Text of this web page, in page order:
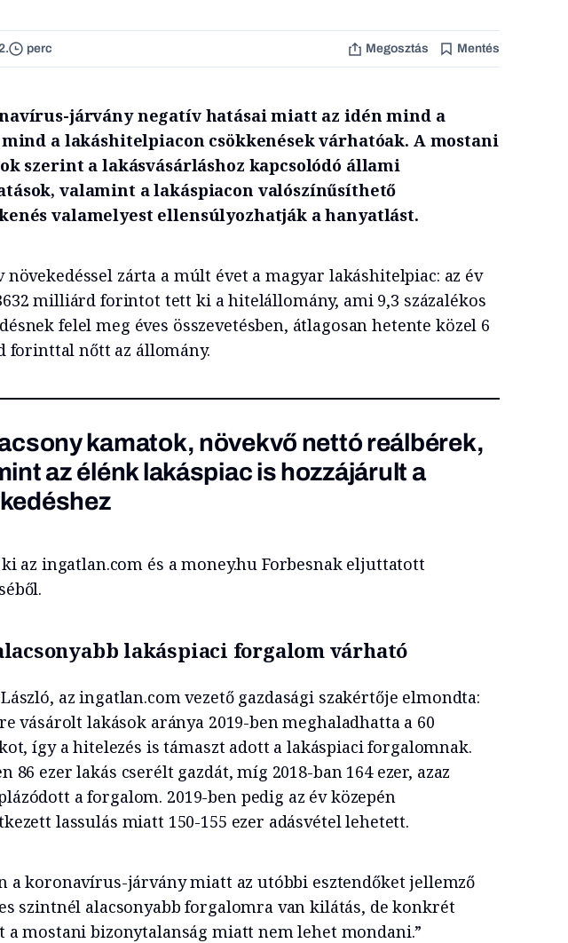
perc Megosztás Mentés
járvány negatív hatásai miatt az idén mind a
a lakáshitelpiacon csökkenések várhatóak. A mostani
szerint a lakásvásárláshoz kapcsolódó állami
valamint a lakáspiacon valószínűsíthető
valamelyest ellensúlyozhatják a hanyatlást.
növekedéssel zárta a múlt évet a magyar lakáshitelpiac: az év
milliárd forintot tett ki a hitelállomány, ami 9,3 százalékos
felel meg éves összevetésben, átlagosan hetente közel 6
forinttal nőtt az állomány.
kamatok, növekvő nettó reálbérek,
az élénk lakáspiac is hozzájárult a
az ingatlan.com és a money.hu Forbesnak eljuttatott
lakáspiaci forgalom várható
az ingatlan.com vezető gazdasági szakértője elmondta:
vásárolt lakások aránya 2019-ben meghaladhatta a 60
így a hitelezés is támaszt adott a lakáspiaci forgalomnak.
86 ezer lakás cserélt gazdát, míg 2018-ban 164 ezer, azaz
a forgalom. 2019-ben pedig az év közepén
lassulás miatt 150-155 ezer adásvétel lehetett.
a koronavírus-járvány miatt az utóbbi esztendőket jellemző
szintnél alacsonyabb forgalomra van kilátás, de konkrét
a mostani bizonytalanság miatt nem lehet mondani.”